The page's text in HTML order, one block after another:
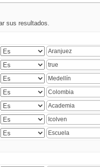
sus resultados.